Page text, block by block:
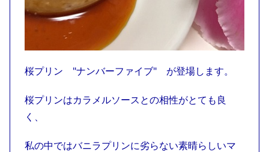
桜プリン "ナンバーファイブ" が登場します。
桜プリンはカラメルソースとの相性がとても良
く、
私の中ではバニラプリンに劣らない素晴らしいマ